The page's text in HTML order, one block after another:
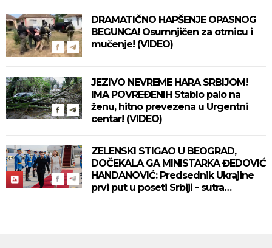
DRAMATIČNO HAPŠENJE OPASNOG
BEGUNCA! Osumnjičen za otmicu i
mučenje! (VIDEO)
JEZIVO NEVREME HARA SRBIJOM!
IMA POVREĐENIH Stablo palo na
ženu, hitno prevezena u Urgentni
centar! (VIDEO)
ZELENSKI STIGAO U BEOGRAD,
DOČEKALA GA MINISTARKA ĐEDOVIĆ
HANDANOVIĆ: Predsednik Ukrajine
prvi put u poseti Srbiji - sutra